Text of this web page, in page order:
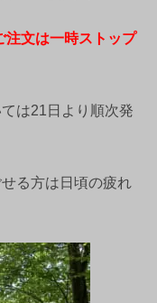
注文は一時ストップ
は21日より順次発
る方は日頃の疲れ